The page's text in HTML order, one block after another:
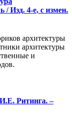
/ Изд. 4-е, с измен.
архитектуры
архитектуры
и
Ритинга. –